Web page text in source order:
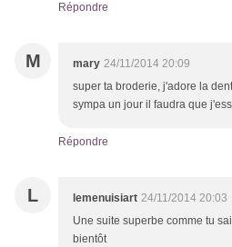
Répondre
M mary 24/11/2014 20:09
super ta broderie, j'adore la
sympa un jour il faudra que
Répondre
L lemenuisiart 24/11/2014 20:03
Une suite superbe comme tu
bientôt